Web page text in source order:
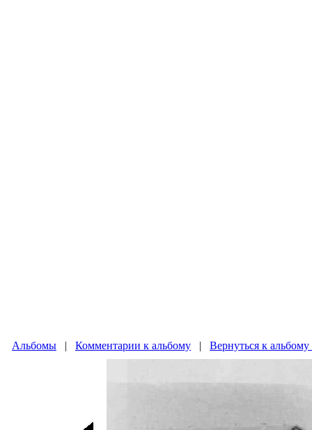
Альбомы | Комментарии к альбому | Вернуться к